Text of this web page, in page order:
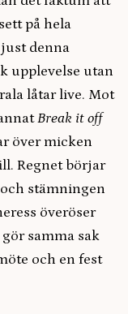
på hela
denna
upplevelse utan
låtar live. Mot
Break it off
över micken
Regnet börjar
stämningen
överöser
samma sak
och en fest